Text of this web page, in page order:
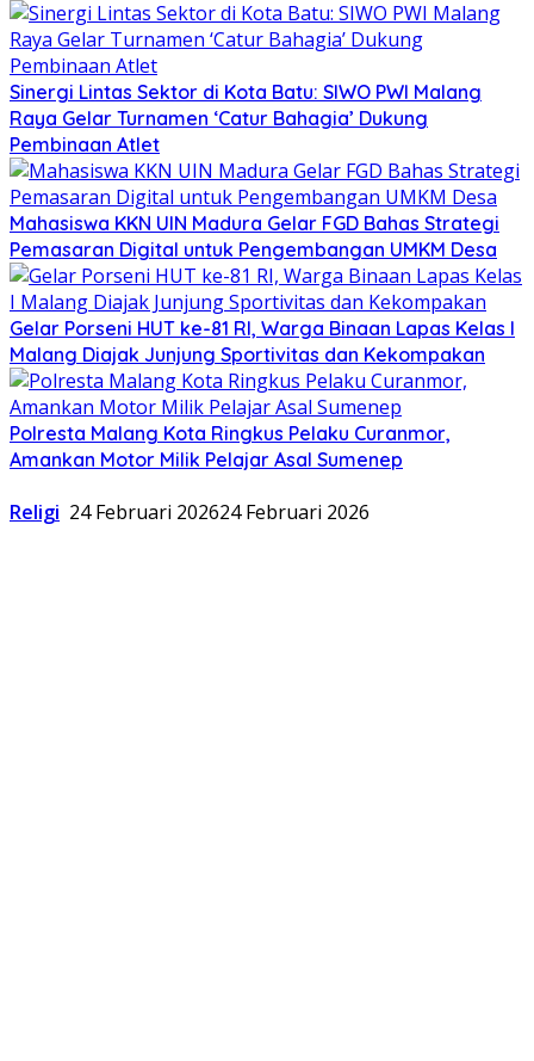
Sinergi Lintas Sektor di Kota Batu: SIWO PWI Malang
Raya Gelar Turnamen ‘Catur Bahagia’ Dukung
Pembinaan Atlet
Mahasiswa KKN UIN Madura Gelar FGD Bahas Strategi
Pemasaran Digital untuk Pengembangan UMKM Desa
Gelar Porseni HUT ke-81 RI, Warga Binaan Lapas Kelas I
Malang Diajak Junjung Sportivitas dan Kekompakan
Polresta Malang Kota Ringkus Pelaku Curanmor,
Amankan Motor Milik Pelajar Asal Sumenep
Religi 24 Februari 202624 Februari 2026